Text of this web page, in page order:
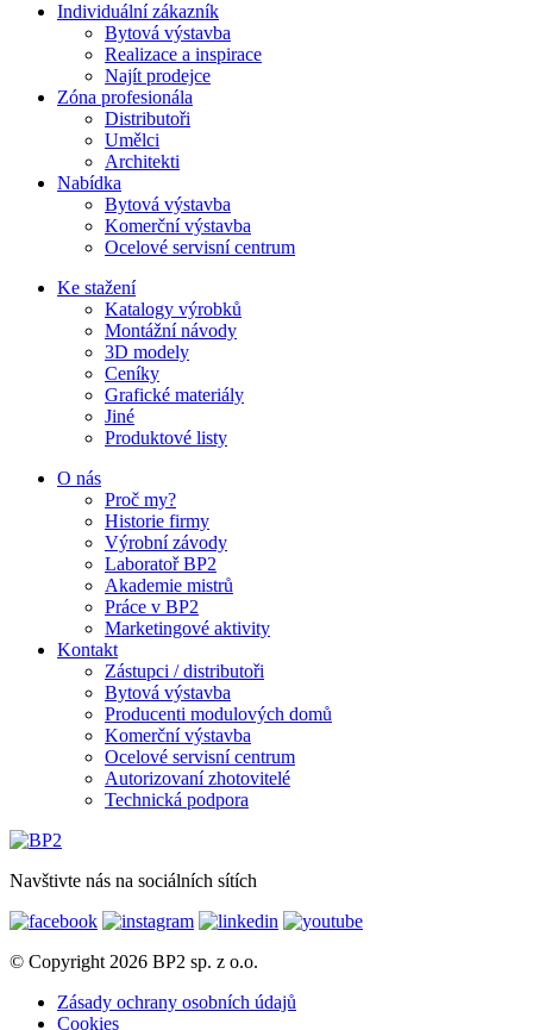
Individuální zákazník
Bytová výstavba
Realizace a inspirace
Najít prodejce
Zóna profesionála
Distributoři
Umělci
Architekti
Nabídka
Bytová výstavba
Komerční výstavba
Ocelové servisní centrum
Ke stažení
Katalogy výrobků
Montážní návody
3D modely
Ceníky
Grafické materiály
Jiné
Produktové listy
O nás
Proč my?
Historie firmy
Výrobní závody
Laboratoř BP2
Akademie mistrů
Práce v BP2
Marketingové aktivity
Kontakt
Zástupci / distributoři
Bytová výstavba
Producenti modulových domů
Komerční výstavba
Ocelové servisní centrum
Autorizovaní zhotovitelé
Technická podpora
Navštivte nás na sociálních sítích
© Copyright 2026 BP2 sp. z o.o.
Zásady ochrany osobních údajů
Cookies